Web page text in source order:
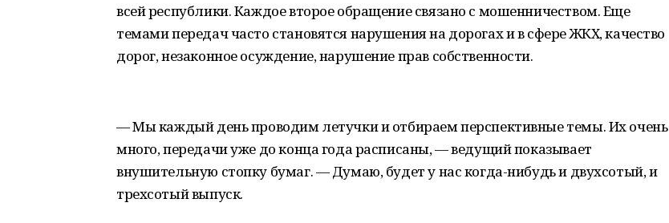
всей республики. Каждое второе обращение связано с мошенничеством. Еще
темами передач часто становятся нарушения на дорогах и в сфере ЖКХ, качество
дорог, незаконное осуждение, нарушение прав собственности.
— Мы каждый день проводим летучки и отбираем перспективные темы. Их очень
много, передачи уже до конца года расписаны, ― ведущий показывает
внушительную стопку бумаг. ― Думаю, будет у нас когда-нибудь и двухсотый, и
трехсотый выпуск.